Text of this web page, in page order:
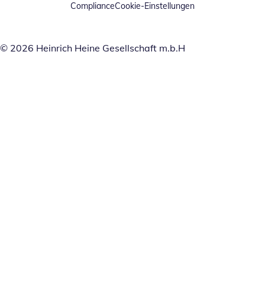
ComplianceCookie-Einstellungen
© 2026 Heinrich Heine Gesellschaft m.b.H